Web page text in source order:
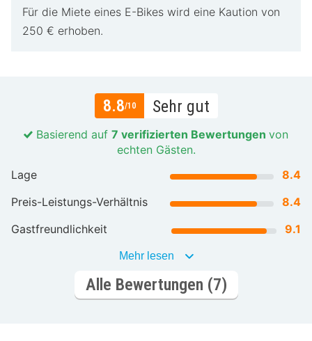
Für die Miete eines E-Bikes wird eine Kaution von
250 € erhoben.
8.8/10 Sehr gut
Basierend auf 7 verifizierten Bewertungen von
echten Gästen.
Lage
8.4
Preis-Leistungs-Verhältnis
8.4
Gastfreundlichkeit
9.1
Mehr lesen
Alle Bewertungen (7)